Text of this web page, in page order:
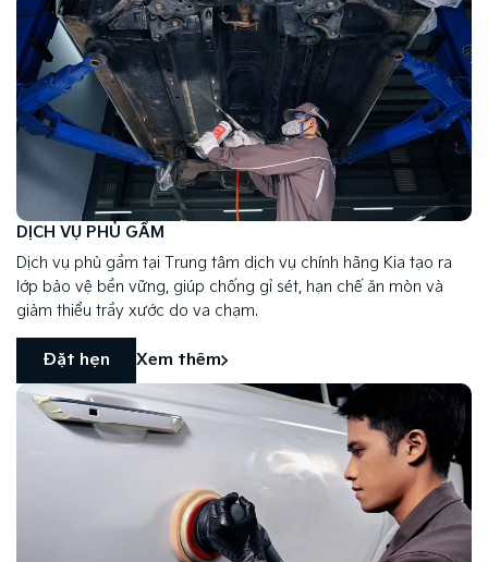
DỊCH VỤ PHỦ GẦM
Dịch vụ phủ gầm tại Trung tâm dịch vụ chính hãng Kia tạo ra
lớp bảo vệ bền vững, giúp chống gỉ sét, hạn chế ăn mòn và
giảm thiểu trầy xước do va chạm.
Đặt hẹn Xem thêm